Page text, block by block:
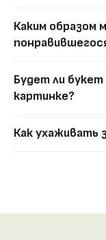
Каким образом
Будет ли
картинке?
Как ухаживать